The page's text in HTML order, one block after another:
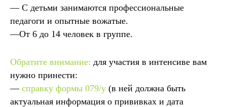
— С детьми занимаются профессиональные
педагоги и опытные вожатые.
—От 6 до 14 человек в группе.
Обратите внимание: для участия в интенсиве вам
нужно принести:
— справку формы 079/у (в ней должна быть
актуальная информация о прививках и дата